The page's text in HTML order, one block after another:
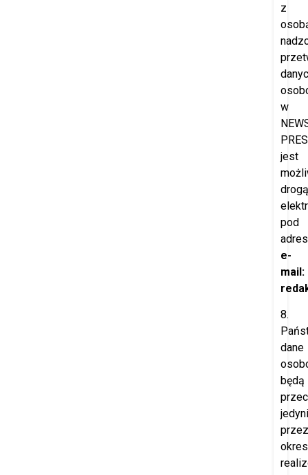
z
w
jest
drogą
pod
e-
mail:
8.
dane
będą
przez
okres